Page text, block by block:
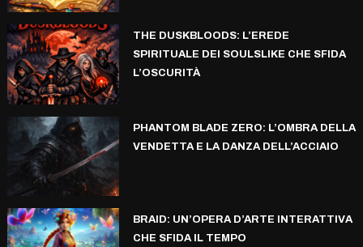
THE DUSKBLOODS: L’EREDE
SPIRITUALE DEI SOULSLIKE CHE SFIDA
L’OSCURITÀ
PHANTOM BLADE ZERO: L’OMBRA DELLA
VENDETTA E LA DANZA DELL’ACCIAIO
BRAID: UN’OPERA D’ARTE INTERATTIVA
CHE SFIDA IL TEMPO